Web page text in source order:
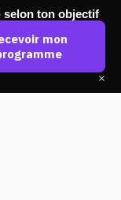
selon ton objectif
mon
×